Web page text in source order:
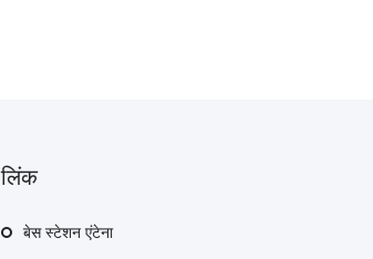
लिंक
बेस स्टेशन एंटेना